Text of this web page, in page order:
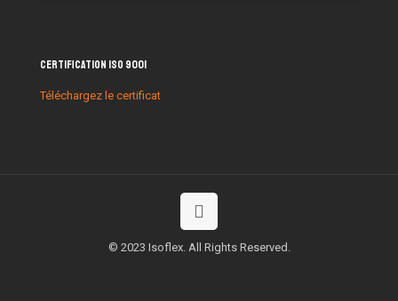
Certification ISO 9001
Téléchargez le certificat
© 2023 Isoflex. All Rights Reserved.